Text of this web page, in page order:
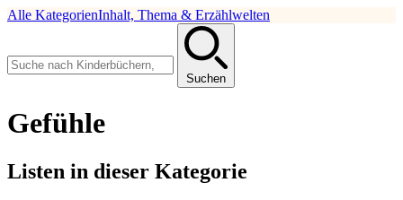
Alle KategorienInhalt, Thema & Erzählwelten
Suchen
Gefühle
Listen in dieser Kategorie